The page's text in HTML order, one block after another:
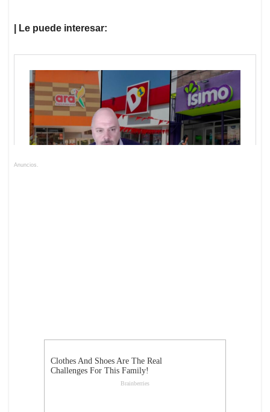
| Le puede interesar:
Anuncios.